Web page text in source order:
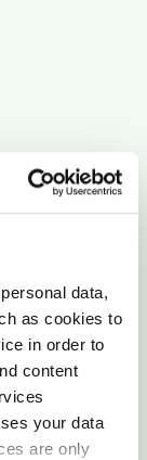
data,
as cookies to
in order to
content
your data
are only